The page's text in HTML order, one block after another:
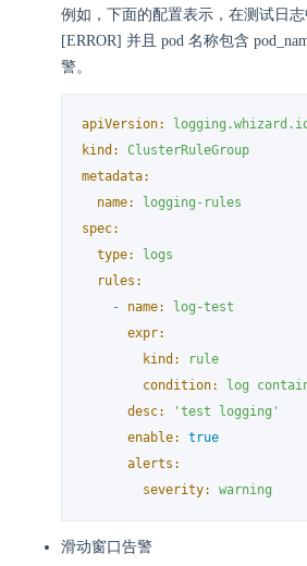
例如，下面的配置表示，在测试日
[ERROR] 并且 pod 名称包含
警。
apiVersion:
kind:
ClusterRuleGroup
metadata:
name:
logging-rules
spec:
type:
logs
rules:
-
name:
log-test
expr:
kind:
rule
condition:
log
desc:
'test logging'
enable:
true
alerts:
severity:
warning
滑动窗口告警